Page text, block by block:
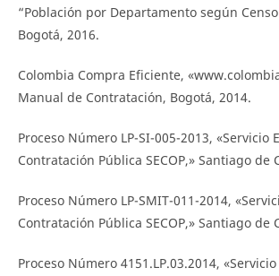
“Población por Departamento según
Bogotá, 2016.
Colombia Compra Eficiente,
Manual de Contratación, Bogotá, 2014.
Proceso Número LP-SI-005-2013, «Servicio
Contratación Pública SECOP,» Santiago de
Proceso Número LP-SMIT-011-2014,
Contratación Pública SECOP,» Santiago de
Proceso Número 4151.LP.03.2014,